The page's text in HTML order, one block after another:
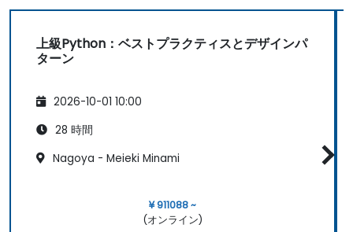
上級Python：ベストプラクティスとデザインパ
ターン
2026-10-01 10:00
28 時間
Nagoya - Meieki Minami
¥ 911088 ~
(オンライン)